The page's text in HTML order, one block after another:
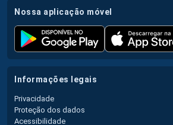
nossa aplicação móvel
informações legais
Privacidade
Proteção dos dados
Acessibilidade